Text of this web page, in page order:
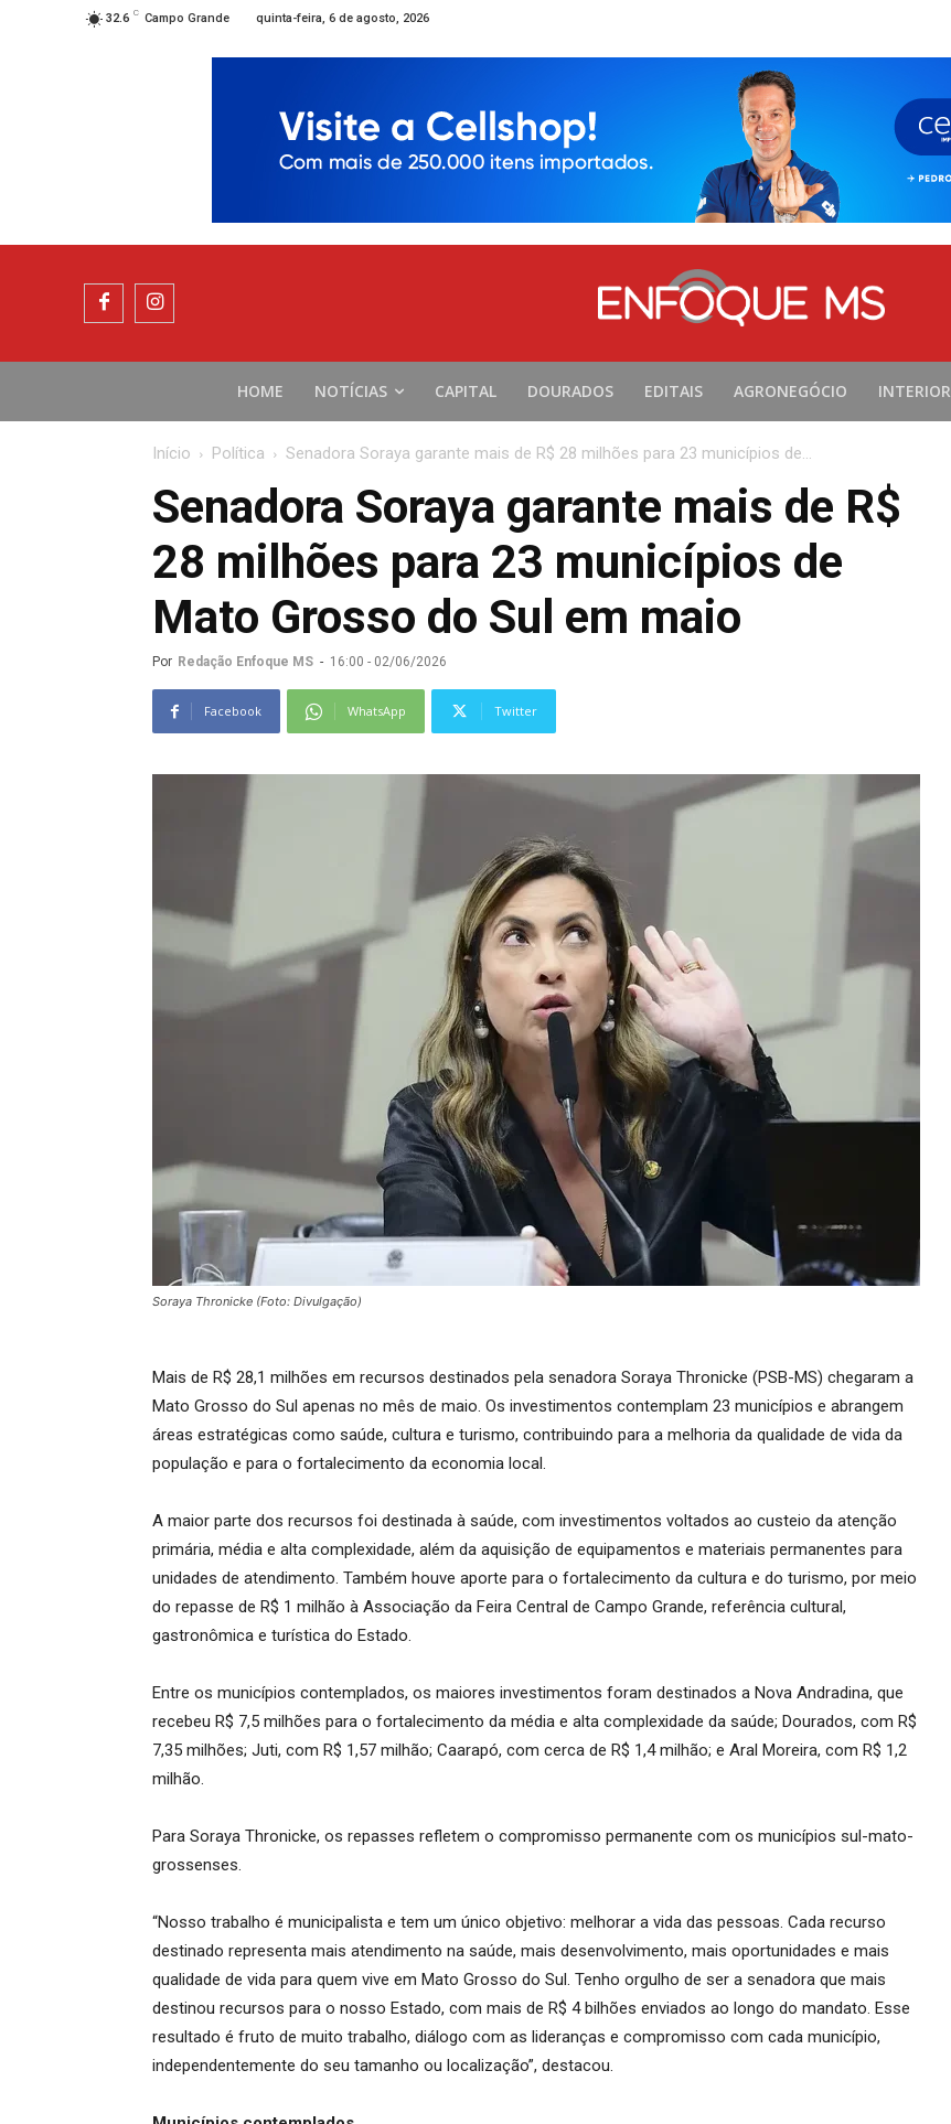
32.6 C Campo Grande quinta-feira, 6 de agosto, 2026
HOME NOTÍCIAS CAPITAL DOURADOS EDITAIS AGRONEGÓCIO INTERIOR
Início Política Senadora Soraya garante mais de R$ 28 milhões para 23 municípios de...
Senadora Soraya garante mais de R$
28 milhões para 23 municípios de
Mato Grosso do Sul em maio
Por Redação Enfoque MS - 16:00 - 02/06/2026
Facebook WhatsApp Twitter
Soraya Thronicke (Foto: Divulgação)
Mais de R$ 28,1 milhões em recursos destinados pela senadora Soraya Thronicke (PSB-MS) chegaram a
Mato Grosso do Sul apenas no mês de maio. Os investimentos contemplam 23 municípios e abrangem
áreas estratégicas como saúde, cultura e turismo, contribuindo para a melhoria da qualidade de vida da
população e para o fortalecimento da economia local.
A maior parte dos recursos foi destinada à saúde, com investimentos voltados ao custeio da atenção
primária, média e alta complexidade, além da aquisição de equipamentos e materiais permanentes para
unidades de atendimento. Também houve aporte para o fortalecimento da cultura e do turismo, por meio
do repasse de R$ 1 milhão à Associação da Feira Central de Campo Grande, referência cultural,
gastronômica e turística do Estado.
Entre os municípios contemplados, os maiores investimentos foram destinados a Nova Andradina, que
recebeu R$ 7,5 milhões para o fortalecimento da média e alta complexidade da saúde; Dourados, com R$
7,35 milhões; Juti, com R$ 1,57 milhão; Caarapó, com cerca de R$ 1,4 milhão; e Aral Moreira, com R$ 1,2
milhão.
Para Soraya Thronicke, os repasses refletem o compromisso permanente com os municípios sul-mato-
grossenses.
“Nosso trabalho é municipalista e tem um único objetivo: melhorar a vida das pessoas. Cada recurso
destinado representa mais atendimento na saúde, mais desenvolvimento, mais oportunidades e mais
qualidade de vida para quem vive em Mato Grosso do Sul. Tenho orgulho de ser a senadora que mais
destinou recursos para o nosso Estado, com mais de R$ 4 bilhões enviados ao longo do mandato. Esse
resultado é fruto de muito trabalho, diálogo com as lideranças e compromisso com cada município,
independentemente do seu tamanho ou localização”, destacou.